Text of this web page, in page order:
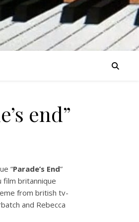
end”
“Parade’s End”
film britannique
from british tv-
and Rebecca